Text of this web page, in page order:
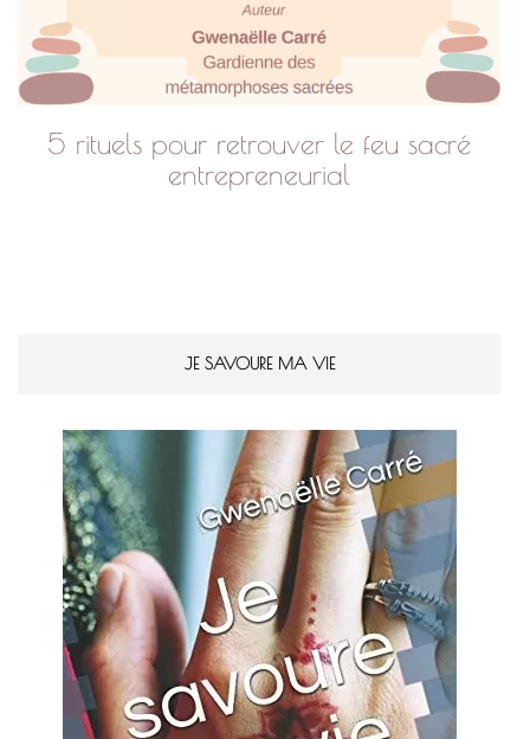
5 rituels pour retrouver le feu sacré
entrepreneurial
JE SAVOURE MA VIE